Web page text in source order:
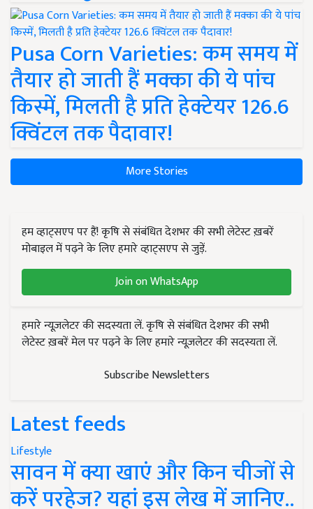
Pusa Corn Varieties: कम समय में
तैयार हो जाती हैं मक्का की ये पांच
किस्में, मिलती है प्रति हेक्टेयर 126.6
क्विंटल तक पैदावार!
More Stories
हम व्हाट्सएप पर हैं! कृषि से संबंधित देशभर की सभी लेटेस्ट ख़बरें
मोबाइल में पढ़ने के लिए हमारे व्हाट्सएप से जुड़ें.
Join on WhatsApp
हमारे न्यूज़लेटर की सदस्यता लें. कृषि से संबंधित देशभर की सभी
लेटेस्ट ख़बरें मेल पर पढ़ने के लिए हमारे न्यूज़लेटर की सदस्यता लें.
Subscribe Newsletters
Latest feeds
Lifestyle
सावन में क्या खाएं और किन चीजों से
करें परहेज? यहां इस लेख में जानिए..